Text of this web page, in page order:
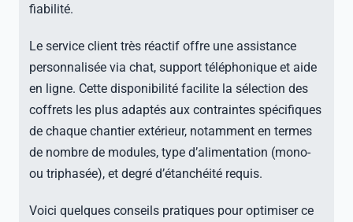
fiabilité.
Le service client très réactif offre une assistance
personnalisée via chat, support téléphonique et aide
en ligne. Cette disponibilité facilite la sélection des
coffrets les plus adaptés aux contraintes spécifiques
de chaque chantier extérieur, notamment en termes
de nombre de modules, type d’alimentation (mono-
ou triphasée), et degré d’étanchéité requis.
Voici quelques conseils pratiques pour optimiser ce